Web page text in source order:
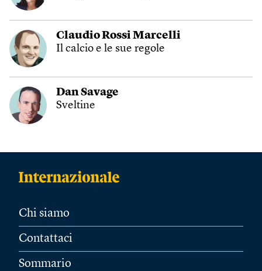
Claudio Rossi Marcelli
Il calcio e le sue regole
Dan Savage
Sveltine
Chi siamo
Contattaci
Sommario